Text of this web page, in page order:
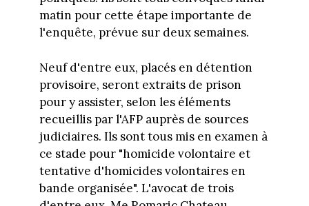
matin pour cette étape importante de
l'enquête, prévue sur deux semaines.
Neuf d'entre eux, placés en détention
provisoire, seront extraits de prison
pour y assister, selon les éléments
recueillis par l'AFP auprès de sources
judiciaires. Ils sont tous mis en examen à
ce stade pour "homicide volontaire et
tentative d'homicides volontaires en
bande organisée". L'avocat de trois